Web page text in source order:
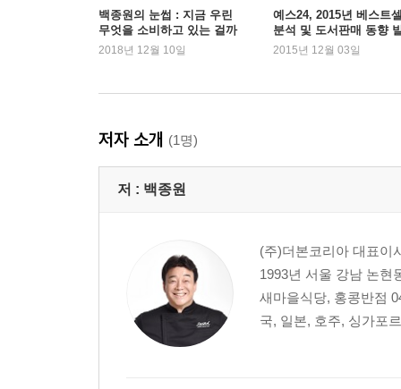
갈비탕
멸치된장찌개
쇠고기된장찌개
육개장
PART 3 일품메뉴 | 초대요리 · 술안주
낙지볶음
도토리묵무침
백종원의 눈썹 : 지금 우린
무엇을 소비하고 있는 걸까
2018년 12월 10일
예스24, 2015년 베스트
분석 및 도서판매 동향
2015년 12월 03일
저자 소개 (1명)
저 : 백종원
(주)더본코리아 대표이
1993년 서울 강남 논현
새마을식당, 홍콩반점
국, 일본, 호주, 싱가포